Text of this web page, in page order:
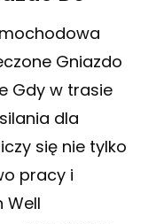
Gniazdo
Gdy w trasie
dla
się nie tylko
pracy i
Well